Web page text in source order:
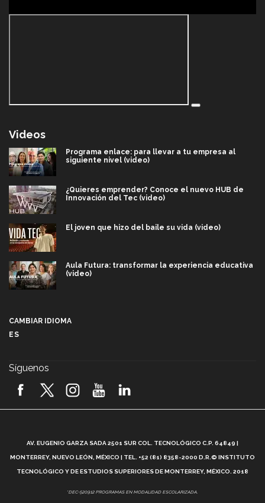
Videos
Programa enlace: para llevar a tu empresa al
siguiente nivel (video)
¿Quieres emprender? Conoce el nuevo HUB de
Innovación del Tec (video)
El joven que hizo del baile su vida (video)
Aula Futura: transformar la experiencia educativa
(video)
2026! (video)
¿Cómo es el Modelo Educativo Tec? (video)
Vida Tec: Feminismo e Inteligencia Artificial, Paola
CAMBIAR IDIOMA
ES
Síguenos
AV. EUGENIO GARZA SADA 2501 SUR COL. TECNOLÓGICO C.P. 64849 |
MONTERREY, NUEVO LEÓN, MÉXICO | TEL. +52 (81) 8358-2000 D.R.© INSTITUTO
TECNOLÓGICO Y DE ESTUDIOS SUPERIORES DE MONTERREY, MÉXICO. 2018
*DEC-520912 PROGRAMAS EN MODALIDAD ESCOLARIZADA.